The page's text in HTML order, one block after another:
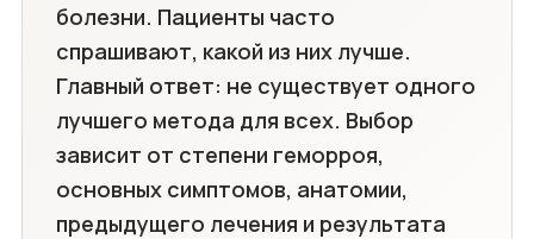
болезни. Пациенты часто
спрашивают, какой из них лучше.
Главный ответ: не существует одного
лучшего метода для всех. Выбор
зависит от степени геморроя,
основных симптомов, анатомии,
предыдущего лечения и результата